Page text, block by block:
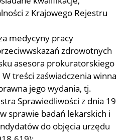
z Krajowego Rejestru
medycyny pracy
zdrowotnych
asesora prokuratorskiego
W treści zaświadczenia winna
jego wydania, tj.
Sprawiedliwości z dnia 19
sprawie badań lekarskich i
do objęcia urzędu